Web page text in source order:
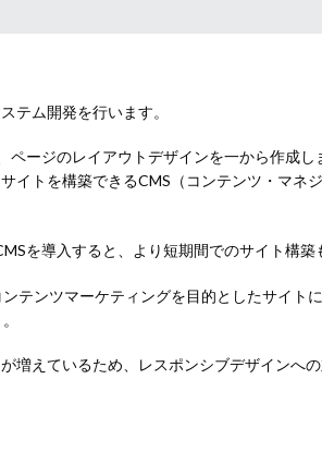
テム開発を行います。
ージのレイアウトデザインを一から作成
イトを構築できるCMS（コンテンツ・マネ
を導入すると、より短期間でのサイト構築
テンツマーケティングを目的としたサイト
えているため、レスポンシブデザインへの